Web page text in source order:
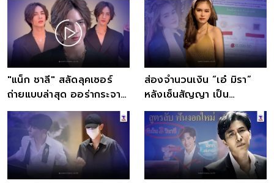
"แน็ก ชาลี" สลัดลุคเซอร์
ถ่ายแบบล่าสุด ออร่ากระจาย
หล่อเกาหลีกระแทกใจ
ส่องจำนวนเงิน “เอ๋ มิรา”
หลังเซ็นสัญญา เป็น
พรีเซ็นเตอร์หลัก ครั้งแรกใน
ชีวิต